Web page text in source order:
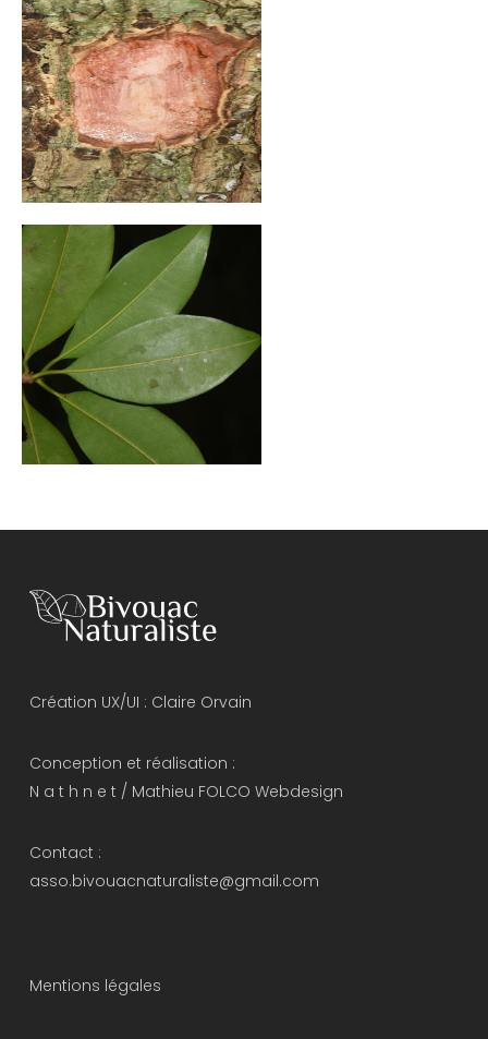
Création UX/UI : Claire Orvain
Conception et réalisation :
N a t h n e t / Mathieu FOLCO Webdesign
Contact :
asso.bivouacnaturaliste@gmail.com
Mentions légales